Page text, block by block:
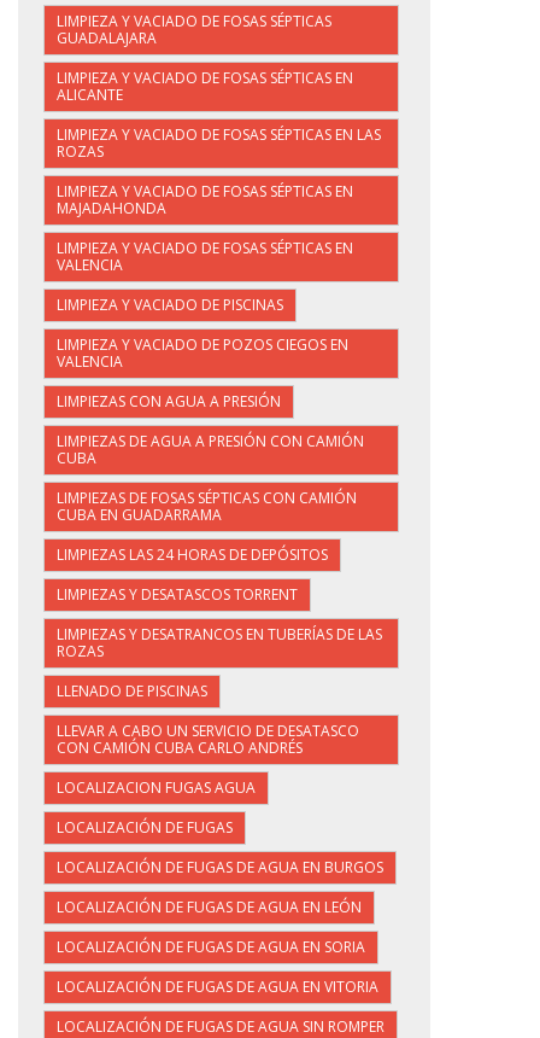
LIMPIEZA Y VACIADO DE FOSAS SÉPTICAS
GUADALAJARA
LIMPIEZA Y VACIADO DE FOSAS SÉPTICAS EN
ALICANTE
LIMPIEZA Y VACIADO DE FOSAS SÉPTICAS EN LAS
ROZAS
LIMPIEZA Y VACIADO DE FOSAS SÉPTICAS EN
MAJADAHONDA
LIMPIEZA Y VACIADO DE FOSAS SÉPTICAS EN
VALENCIA
LIMPIEZA Y VACIADO DE PISCINAS
LIMPIEZA Y VACIADO DE POZOS CIEGOS EN
VALENCIA
LIMPIEZAS CON AGUA A PRESIÓN
LIMPIEZAS DE AGUA A PRESIÓN CON CAMIÓN
CUBA
LIMPIEZAS DE FOSAS SÉPTICAS CON CAMIÓN
CUBA EN GUADARRAMA
LIMPIEZAS LAS 24 HORAS DE DEPÓSITOS
LIMPIEZAS Y DESATASCOS TORRENT
LIMPIEZAS Y DESATRANCOS EN TUBERÍAS DE LAS
ROZAS
LLENADO DE PISCINAS
LLEVAR A CABO UN SERVICIO DE DESATASCO
CON CAMIÓN CUBA CARLO ANDRÉS
LOCALIZACION FUGAS AGUA
LOCALIZACIÓN DE FUGAS
LOCALIZACIÓN DE FUGAS DE AGUA EN BURGOS
LOCALIZACIÓN DE FUGAS DE AGUA EN LEÓN
LOCALIZACIÓN DE FUGAS DE AGUA EN SORIA
LOCALIZACIÓN DE FUGAS DE AGUA EN VITORIA
LOCALIZACIÓN DE FUGAS DE AGUA SIN ROMPER